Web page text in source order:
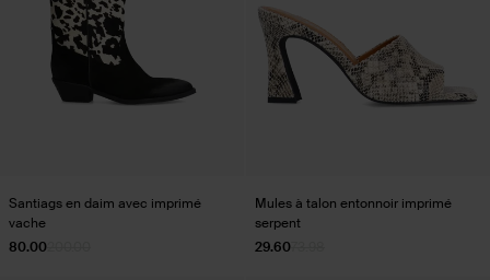
Santiags en daim avec imprimé
vache
80.00
Mules à talon entonnoir imprimé
serpent
29.60